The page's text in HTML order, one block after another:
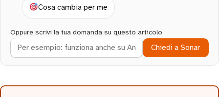
Cosa cambia per me
Oppure scrivi la tua domanda su questo articolo
Chiedi a Sonar